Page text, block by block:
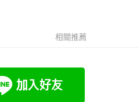
期」，訂單成立後會自動跳轉到大哥付的交易
往確認交易或遇審核未通過，訂單將自動取
狀況，表示未達大哥付你分期系統評分，恕無
需綁卡、不需儲值。
訊認證，即可結帳。
後，再付款。
提供之點數服務，可於會員專區綁定中華電信
用 Hami Point 折抵消費金額 (1點等於1元)。
相關推薦